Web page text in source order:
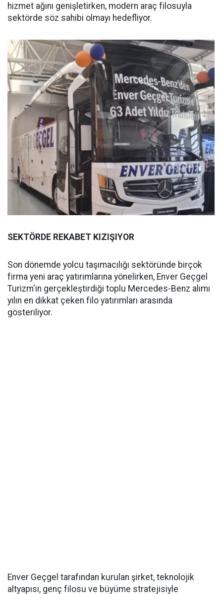
hizmet ağını genişletirken, modern araç filosuyla
sektörde söz sahibi olmayı hedefliyor.
SEKTÖRDE REKABET KIZIŞIYOR
Son dönemde yolcu taşımacılığı sektöründe birçok
firma yeni araç yatırımlarına yönelirken, Enver Geçgel
Turizm'in gerçekleştirdiği toplu Mercedes-Benz alımı
yılın en dikkat çeken filo yatırımları arasında
gösteriliyor.
Enver Geçgel tarafından kurulan şirket, teknolojik
altyapısı, genç filosu ve büyüme stratejisiyle